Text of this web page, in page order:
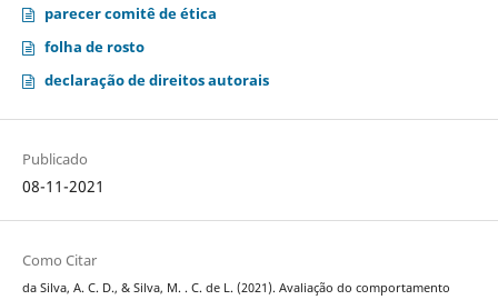
parecer comitê de ética
folha de rosto
declaração de direitos autorais
Publicado
08-11-2021
Como Citar
da Silva, A. C. D., & Silva, M. . C. de L. (2021). Avaliação do comportamento